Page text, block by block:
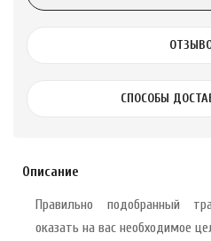
здорово 75 г
СПОСОБЫ
Описание
Правильно подобранный
оказать на вас необходимое